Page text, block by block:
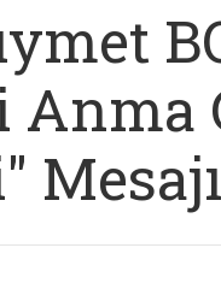
Anma
Mesajı